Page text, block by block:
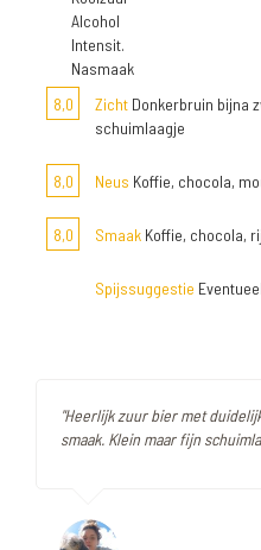
Alcohol
Intensit.
Nasmaak
8,0
Zicht Donkerbruin bijna
schuimlaagje
8,0 Neus Koffie, chocola,
8,0 Smaak Koffie, chocola,
Spijssuggestie
"Heerlijk zuur bier met
smaak. Klein maar fijn